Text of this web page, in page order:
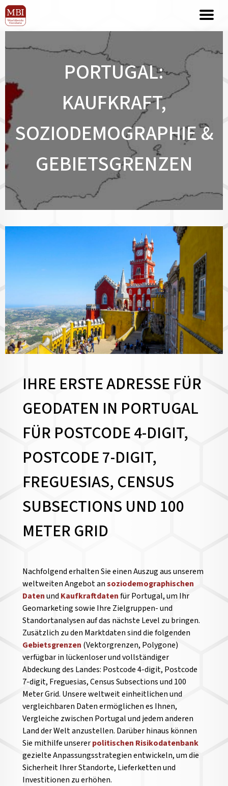
PORTUGAL:
KAUFKRAFT,
SOZIODEMOGRAPHIE &
GEBIETSGRENZEN
IHRE ERSTE ADRESSE FÜR
GEODATEN IN PORTUGAL
FÜR POSTCODE 4-DIGIT,
POSTCODE 7-DIGIT,
FREGUESIAS, CENSUS
SUBSECTIONS UND 100
METER GRID
Nachfolgend erhalten Sie einen Auszug aus unserem
weltweiten Angebot ansoziodemographischen
DatenundKaufkraftdatenfür Portugal, um Ihr
Geomarketing sowie Ihre Zielgruppen- und
Standortanalysen auf das nächste Level zu bringen.
Zusätzlich zu den Marktdaten sind die folgenden
Gebietsgrenzen (Vektorgrenzen, Polygone)
verfügbar in lückenloser und vollständiger
Abdeckung des Landes: Postcode 4-digit, Postcode
7-digit, Freguesias, Census Subsections und 100
Meter Grid. Unsere weltweit einheitlichen und
vergleichbaren Daten ermöglichen es Ihnen,
Vergleiche zwischen Portugal und jedem anderen
Land der Welt anzustellen. Darüber hinaus können
Sie mithilfe unsererpolitischen Risikodatenbank
gezielte Anpassungsstrategien entwickeln, um die
Sicherheit Ihrer Standorte, Lieferketten und
Investitionen zu erhöhen.